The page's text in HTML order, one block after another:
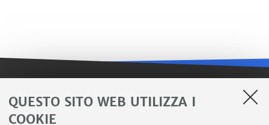
QUESTO SITO WEB UTILIZZA I
COOKIE
LINK UTILI